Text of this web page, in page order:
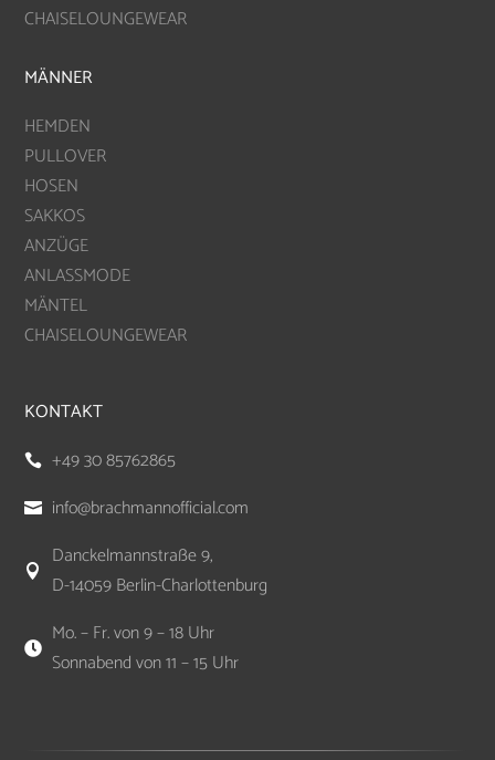
CHAISELOUNGEWEAR
MÄNNER
HEMDEN
PULLOVER
HOSEN
SAKKOS
ANZÜGE
ANLASSMODE
MÄNTEL
CHAISELOUNGEWEAR
KONTAKT
 +49 30 85762865
 info@brachmannofficial.com

Danckelmannstraße 9,
D-14059 Berlin-Charlottenburg

Mo. – Fr. von 9 – 18 Uhr
Sonnabend von 11 – 15 Uhr